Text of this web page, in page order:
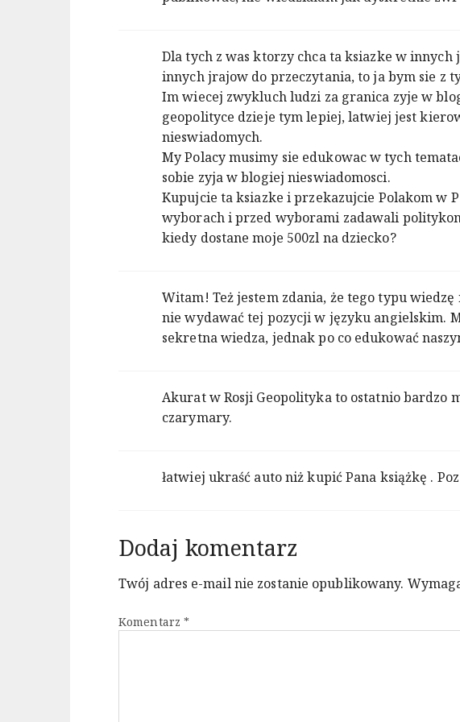
Dla tych z was ktorzy chca ta ksiazke w innych
innych jrajow do przeczytania, to ja bym sie z
Im wiecej zwykluch ludzi za granica zyje w
geopolityce dzieje tym lepiej, latwiej jest
nieswiadomych.
My Polacy musimy sie edukowac w tych
sobie zyja w blogiej nieswiadomosci.
Kupujcie ta ksiazke i przekazujcie Polakom w
wyborach i przed wyborami zadawali
kiedy dostane moje 500zl na dziecko?
Witam! Też jestem zdania, że tego typu
nie wydawać tej pozycji w języku angielskim.
sekretna wiedza, jednak po co edukować
Akurat w Rosji Geopolityka to ostatnio bardzo
czarymary.
łatwiej ukraść auto niż kupić Pana książkę .
Dodaj komentarz
Twój adres e-mail nie zostanie opublikowany.
Komentarz *